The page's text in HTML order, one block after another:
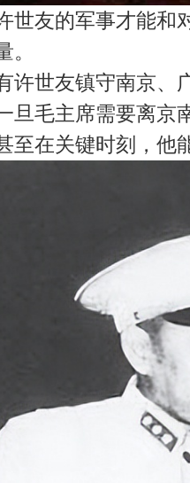
世友的军事才能和
。
许世友镇守南京、
旦毛主席需要离京
至在关键时刻，他